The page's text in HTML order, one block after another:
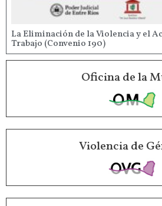
La Eliminación de la Violencia y el
Trabajo (Convenio 190)
Oficina de la
Violencia de